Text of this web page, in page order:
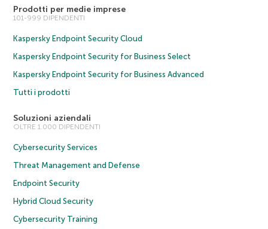
Prodotti per medie imprese
101-999 DIPENDENTI
Kaspersky Endpoint Security Cloud
Kaspersky Endpoint Security for Business Select
Kaspersky Endpoint Security for Business Advanced
Tutti i prodotti
Soluzioni aziendali
OLTRE 1.000 DIPENDENTI
Cybersecurity Services
Threat Management and Defense
Endpoint Security
Hybrid Cloud Security
Cybersecurity Training